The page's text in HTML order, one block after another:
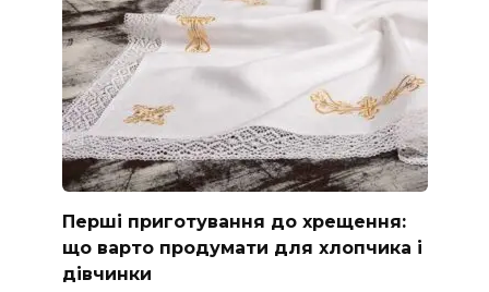
Перші приготування до хрещення:
що варто продумати для хлопчика і
дівчинки